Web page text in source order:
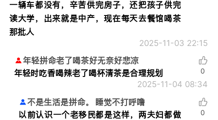
一辆车都没有，辛苦供完房子，还把孩子供完
读大学，出来就是中产，现在每天去餐馆喝茶
那批人
2025-11-03 22:15
年轻拼命老了喝茶好无奈好悲凉
年轻时吃香喝辣老了喝杯清茶是合理规划
2025-11-04 08:34
0
不是生活是拼命。 睡觉不打呼噜
以前认识一个老移民都是这样，两夫妇都做
0